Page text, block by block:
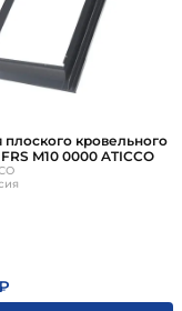
плоского кровельного
M10 0000 ATICCO